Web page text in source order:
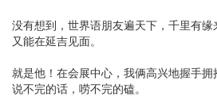
没有想到，世界语朋友遍天下，千里有缘
又能在延吉见面。
就是他！在会展中心，我俩高兴地握手拥
说不完的话，唠不完的磕。